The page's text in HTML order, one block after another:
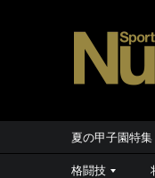
夏の甲子園特集
格闘技